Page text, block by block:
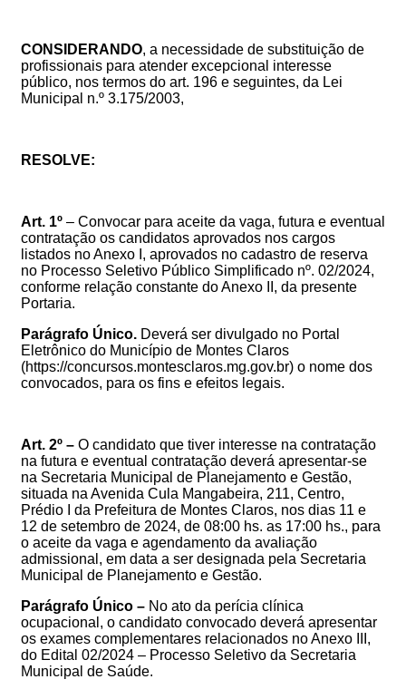
CONSIDERANDO, a necessidade de substituição de
profissionais para atender excepcional interesse
público, nos termos do art. 196 e seguintes, da Lei
Municipal n.º 3.175/2003,
RESOLVE:
Art. 1º – Convocar para aceite da vaga, futura e eventual
contratação os candidatos aprovados nos cargos
listados no Anexo I, aprovados no cadastro de reserva
no Processo Seletivo Público Simplificado nº. 02/2024,
conforme relação constante do Anexo II, da presente
Portaria.
Parágrafo Único. Deverá ser divulgado no Portal
Eletrônico do Município de Montes Claros
(https://concursos.montesclaros.mg.gov.br) o nome dos
convocados, para os fins e efeitos legais.
Art. 2º – O candidato que tiver interesse na contratação
na futura e eventual contratação deverá apresentar-se
na Secretaria Municipal de Planejamento e Gestão,
situada na Avenida Cula Mangabeira, 211, Centro,
Prédio I da Prefeitura de Montes Claros, nos dias 11 e
12 de setembro de 2024, de 08:00 hs. as 17:00 hs., para
o aceite da vaga e agendamento da avaliação
admissional, em data a ser designada pela Secretaria
Municipal de Planejamento e Gestão.
Parágrafo Único – No ato da perícia clínica
ocupacional, o candidato convocado deverá apresentar
os exames complementares relacionados no Anexo III,
do Edital 02/2024 – Processo Seletivo da Secretaria
Municipal de Saúde.